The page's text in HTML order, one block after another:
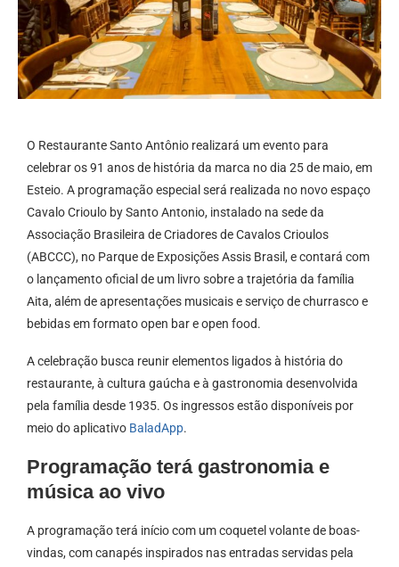
O Restaurante Santo Antônio realizará um evento para
celebrar os 91 anos de história da marca no dia 25 de maio, em
Esteio. A programação especial será realizada no novo espaço
Cavalo Crioulo by Santo Antonio, instalado na sede da
Associação Brasileira de Criadores de Cavalos Crioulos
(ABCCC), no Parque de Exposições Assis Brasil, e contará com
o lançamento oficial de um livro sobre a trajetória da família
Aita, além de apresentações musicais e serviço de churrasco e
bebidas em formato open bar e open food.
A celebração busca reunir elementos ligados à história do
restaurante, à cultura gaúcha e à gastronomia desenvolvida
pela família desde 1935. Os ingressos estão disponíveis por
meio do aplicativo BaladApp.
Programação terá gastronomia e
música ao vivo
A programação terá início com um coquetel volante de boas-
vindas, com canapés inspirados nas entradas servidas pela